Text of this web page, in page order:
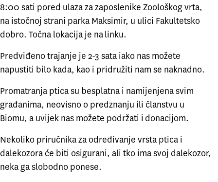
8:00 sati pored ulaza za zaposlenike Zoološkog vrta,
na istočnoj strani parka Maksimir, u ulici Fakultetsko
dobro. Točna lokacija je nalinku.
Predviđeno trajanje je 2-3 sata iako nas možete
napustiti bilo kada, kao i pridružiti nam se naknadno.
Promatranja ptica su besplatna i namijenjena svim
građanima, neovisno o predznanju ili članstvu u
Biomu, a uvijek nas možete podržati i donacijom.
Nekoliko priručnika za određivanje vrsta ptica i
dalekozora će biti osigurani, ali tko ima svoj dalekozor,
neka ga slobodno ponese.